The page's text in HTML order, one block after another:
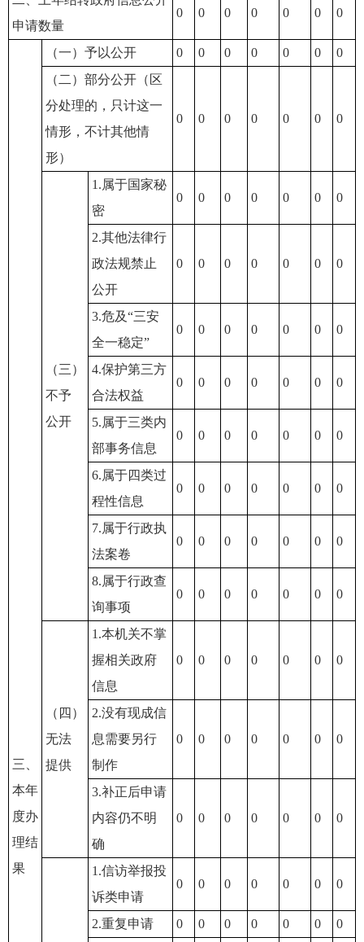
申请数量
0 0 0 0 0 0 0
三、
本年
度办
理结
果
（一）予以公开 0 0 0 0 0 0
0
（二）部分公开（区
分处理的，只计这一
情形，不计其他情
形）
0 0 0 0 0 0 0
（三）
不予
公开
1.属于国家秘
密
0 0 0 0 0 0 0
2.其他法律行
政法规禁止
公开
0 0 0 0 0 0 0
3.危及“三安
全一稳定”
0 0 0 0 0 0 0
4.保护第三方
合法权益
0 0 0 0 0 0 0
5.属于三类内
部事务信息
0 0 0 0 0 0 0
6.属于四类过
程性信息
0 0 0 0 0 0 0
7.属于行政执
法案卷
0 0 0 0 0 0 0
8.属于行政查
询事项
0 0 0 0 0 0 0
（四）
无法
提供
1.本机关不掌
握相关政府
信息
0 0 0 0 0 0 0
2.没有现成信
息需要另行
制作
0 0 0 0 0 0 0
3.补正后申请
内容仍不明
确
0 0 0 0 0 0 0
1.信访举报投
诉类申请
0 0 0 0 0 0 0
2.重复申请 0 0 0 0 0 0
0